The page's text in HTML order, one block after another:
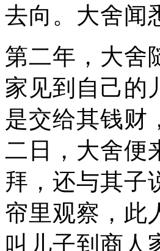
去向。大舍闻
第二年，大舍
家见到自己的
是交给其钱财
二日，大舍便
拜，还与其子
帘里观察，此
叫儿子到商人